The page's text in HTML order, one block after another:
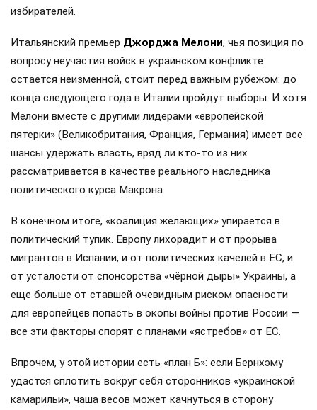
избирателей.
Итальянский премьер Джорджа Мелони, чья позиция по
вопросу неучастия войск в украинском конфликте
остается неизменной, стоит перед важным рубежом: до
конца следующего года в Италии пройдут выборы. И хотя
Мелони вместе с другими лидерами «европейской
пятерки» (Великобритания, Франция, Германия) имеет все
шансы удержать власть, вряд ли кто-то из них
рассматривается в качестве реального наследника
политического курса Макрона.
В конечном итоге, «коалиция желающих» упирается в
политический тупик. Европу лихорадит и от прорыва
мигрантов в Испании, и от политических качелей в ЕС, и
от усталости от спонсорства «чёрной дыры» Украины, а
еще больше от ставшей очевидным риском опасности
для европейцев попасть в окопы войны против России —
все эти факторы спорят с планами «ястребов» от ЕС.
Впрочем, у этой истории есть «план Б»: если Бернхэму
удастся сплотить вокруг себя сторонников «украинской
камарильи», чаша весов может качнуться в сторону